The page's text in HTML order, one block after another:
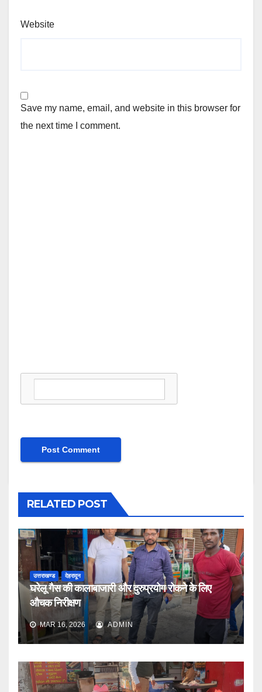
Website
Save my name, email, and website in this browser for
the next time I comment.
RELATED POST
उत्तराखण्ड देहरादून
घरेलू गैस की कालाबाजारी और दुरुप्रयोग रोकने के लिए
औचक निरीक्षण
MAR 16, 2026 ADMIN